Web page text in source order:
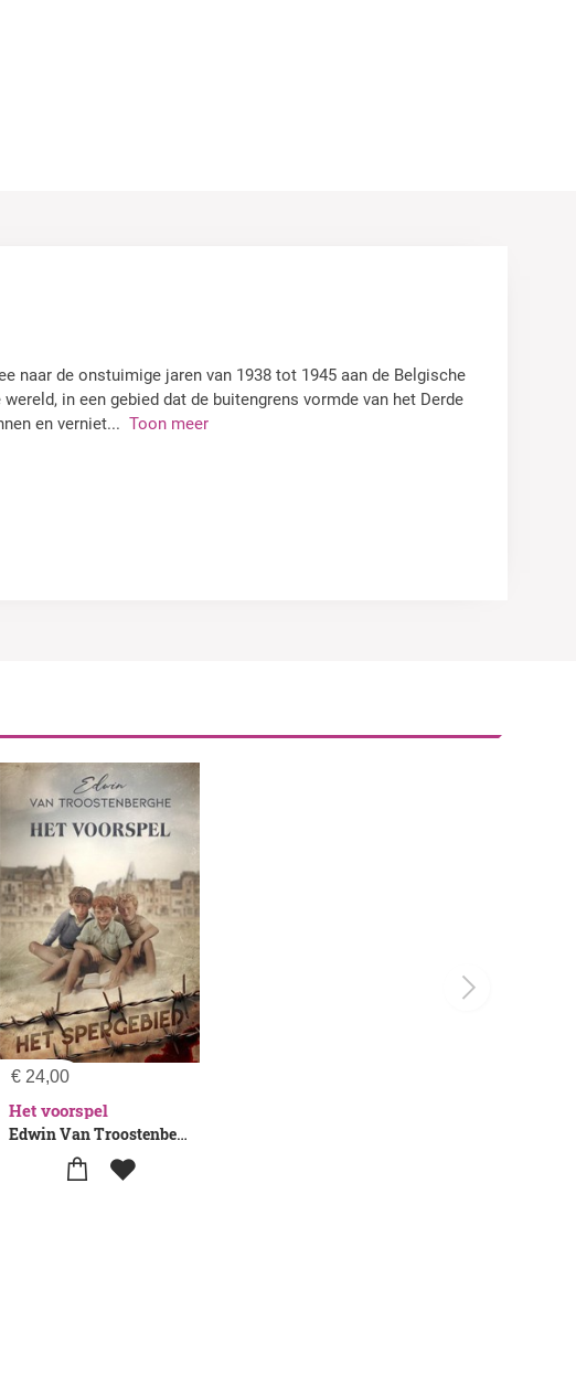
naar de onstuimige jaren van 1938 tot 1945 aan de Belgische
in een gebied dat de buitengrens vormde van het Derde
en verniet... Toon meer
€ 24,00
Het voorspel
Edwin Van Troostenberghe